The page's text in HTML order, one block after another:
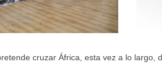
cruzar África, esta vez a lo largo,